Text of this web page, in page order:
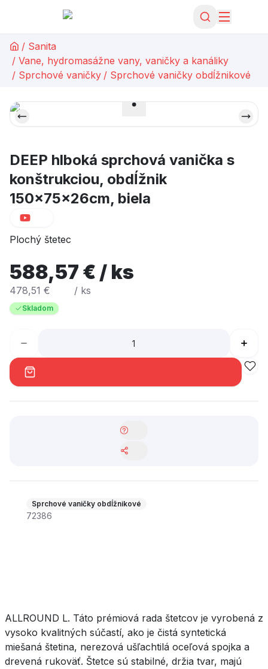
/ Sanita
/ Vane, hydromasážne vany, vaničky a kanáliky
/ Sprchové vaničky / Sprchové vaničky obdĺžnikové
DEEP hlboká sprchová vanička s
konštrukciou, obdĺžnik
150x75x26cm, biela
Plochý štetec
588,57 € / ks
478,51 € / ks
Skladom
Sprchové vaničky obdĺžnikové
72386
ALLROUND L. Táto prémiová rada štetcov je vyrobená z
vysoko kvalitných súčastí, ako je čistá syntetická
miešaná štetina, nerezová ušľachtilá oceľová spojka a
drevená rukoväť. Štetce sú stabilné, držia tvar, majú